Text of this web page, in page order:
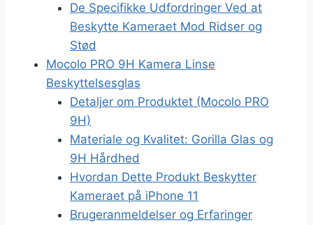
De Specifikke Udfordringer Ved at
Beskytte Kameraet Mod Ridser og
Stød
Mocolo PRO 9H Kamera Linse
Beskyttelsesglas
Detaljer om Produktet (Mocolo PRO
9H)
Materiale og Kvalitet: Gorilla Glas og
9H Hårdhed
Hvordan Dette Produkt Beskytter
Kameraet på iPhone 11
Brugeranmeldelser og Erfaringer